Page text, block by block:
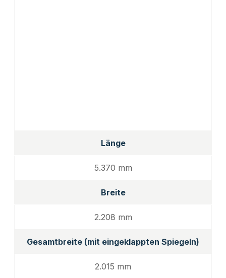
Länge
5.370 mm
Breite
2.208 mm
Gesamtbreite (mit eingeklappten Spiegeln)
2.015 mm